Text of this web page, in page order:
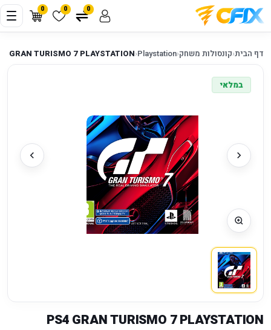
0 0 0
דף הבית‹קונסולות משחק‹
Playstation
‹
GRAN TURISMO 7 PLAYSTATION
במלאי
PS4 GRAN TURISMO 7 PLAYSTATION